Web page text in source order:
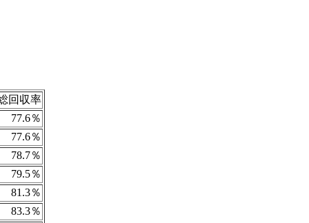
回収率
77.6％
77.6％
78.7％
79.5％
81.3％
83.3％